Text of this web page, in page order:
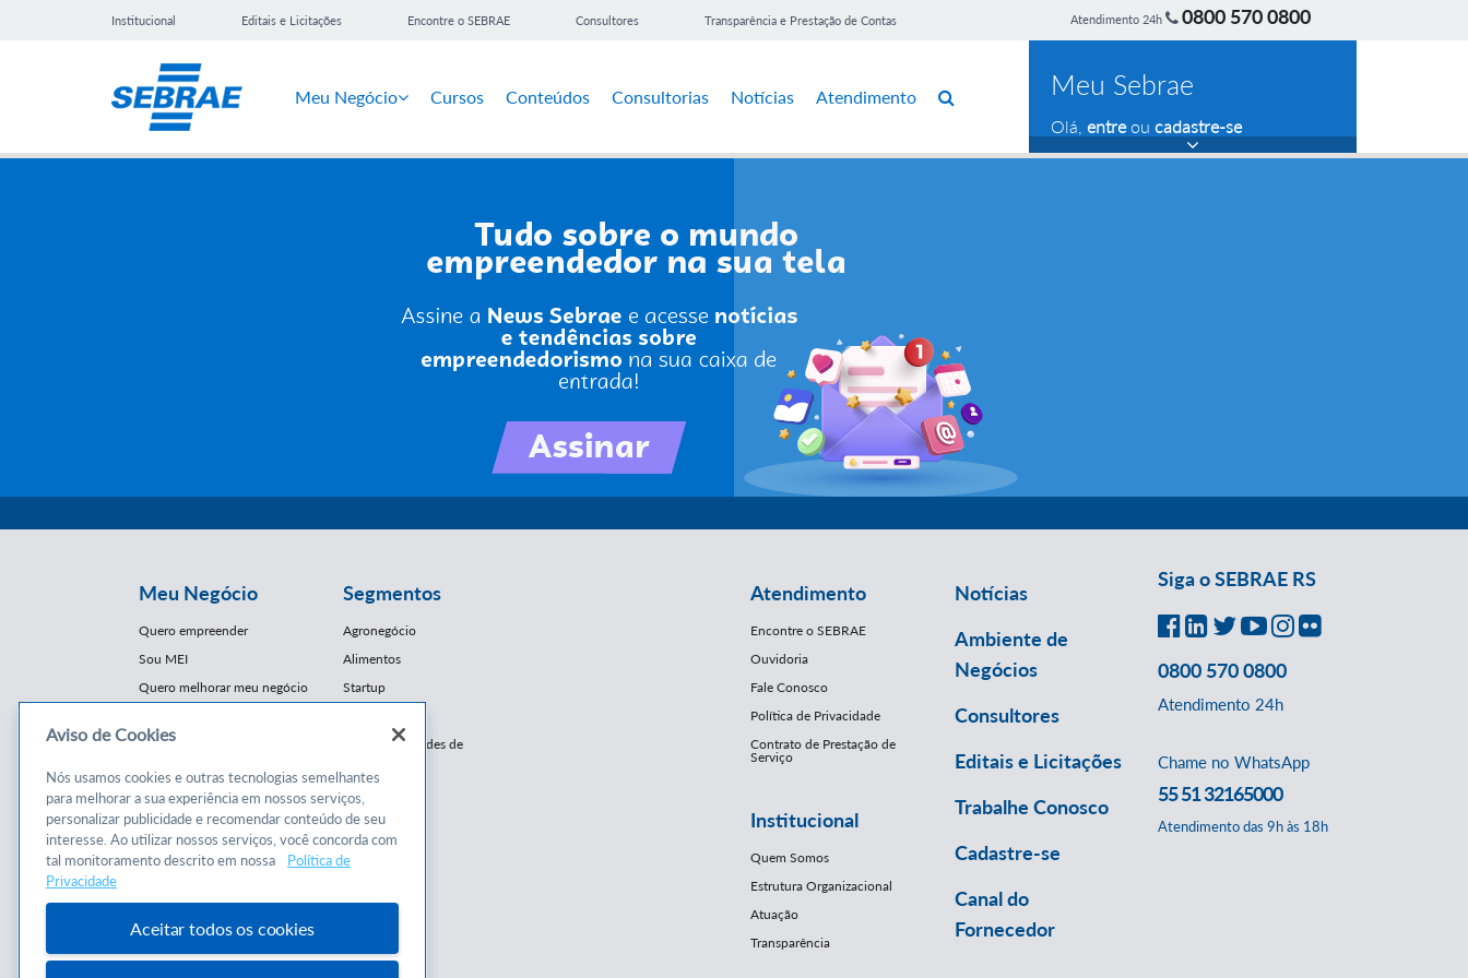
Institucional Editais e Licitações Encontre o SEBRAE Consultores Transparência e Prestação de Contas Atendimento 24h 0800 570 0800
Meu Negócio Cursos Conteúdos Consultorias Notícias Atendimento Meu Sebrae
Olá, entreou cadastre-se
Meu Negócio
Quero empreender
Sou MEI
Quero melhorar meu negócio
Cursos e
Conteúdos
Cursos
Consultorias
Programas
Segmentos
Agronegócio
Alimentos
Startup
Franquias / Redes de
Moda
Moveleiro
Saúde
Turismo
Mercopar
Atendimento
Encontre o SEBRAE
Ouvidoria
Fale Conosco
Política de Privacidade
Contrato de Prestação de
Serviço
Institucional
Quem Somos
Estrutura Organizacional
Atuação
Transparência
Notícias
Ambiente de
Negócios
Consultores
Editais e Licitações
Trabalhe Conosco
Cadastre-se
Canal do
Fornecedor
Siga o SEBRAE RS
0800 570 0800
Atendimento 24h
Chame no WhatsApp
55 51 32165000
Atendimento das 9h às 18h
Aviso de Cookies
Nós usamos cookies e outras tecnologias semelhantes
para melhorar a sua experiência em nossos serviços,
personalizar publicidade e recomendar conteúdo de seu
interesse. Ao utilizar nossos serviços, você concorda com
tal monitoramento descrito em nossa
Política de
Privacidade
Aceitar todos os cookies